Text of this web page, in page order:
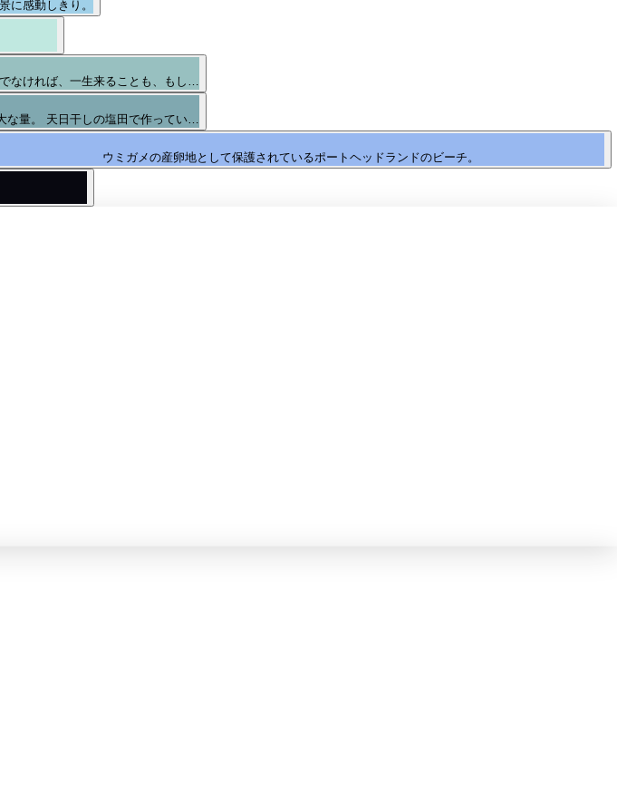
に感動しきり。
なければ、一生来ることも、もし…
な量。 天日干しの塩田で作ってい…
ウミガメの産卵地として保護されているポートヘッドランドのビーチ。